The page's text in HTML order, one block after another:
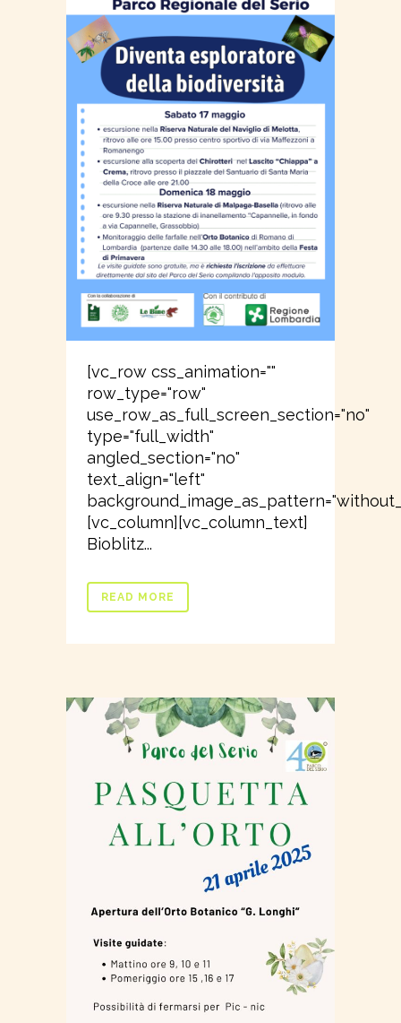
[vc_row css_animation=""
row_type="row"
use_row_as_full_screen_section="no"
type="full_width"
angled_section="no"
text_align="left"
[vc_column][vc_column_text]
Bioblitz...
READ MORE